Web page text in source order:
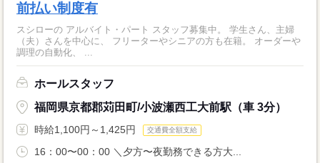
前払い制度有
スシローの アルバイト・パート スタッフ募集中。 学生さん、主婦
（夫）さんを中心に、 フリーターやシニアの方も在籍。 オーダーや
調理の自動化、 ...
ホールスタッフ
福岡県京都郡苅田町/小波瀬西工大前駅（車 3分）
時給1,100円～1,425円 交通費全額支給
16：00〜00：00 ＼夕方〜夜勤務できる方大...